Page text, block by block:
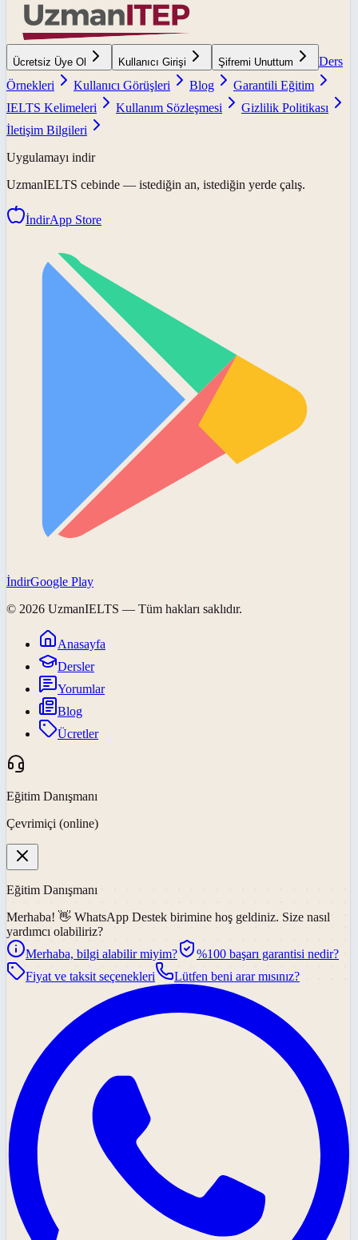
Ücretsiz Üye Ol Kullanıcı Girişi Şifremi Unuttum
Ders
Örnekleri
Kullanıcı Görüşleri Blog
Garantili Eğitim
IELTS Kelimeleri
Kullanım Sözleşmesi
Gizlilik Politikası
İletişim Bilgileri
Uygulamayı indir
UzmanIELTS cebinde — istediğin an, istediğin yerde çalış.
İndirApp Store
İndirGoogle Play
© 2026 UzmanIELTS — Tüm hakları saklıdır.
Anasayfa
Dersler
Yorumlar
Blog
Ücretler
Eğitim Danışmanı
Çevrimiçi (online)
Eğitim Danışmanı
Merhaba! 👋 WhatsApp Destek birimine hoş geldiniz. Size nasıl
yardımcı olabiliriz?
Merhaba, bilgi alabilir miyim?
%100 başarı garantisi nedir?
Fiyat ve taksit seçenekleri
Lütfen beni arar mısınız?